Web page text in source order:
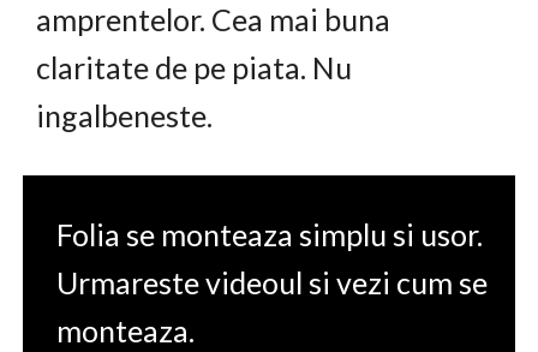
amprentelor. Cea mai buna
claritate de pe piata. Nu
ingalbeneste.
Folia se monteaza simplu si usor.
Urmareste videoul si vezi cum se
monteaza.